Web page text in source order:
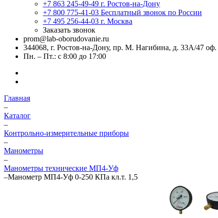
+7 863 245-49-49 г. Ростов-на-Дону
+7 800 775-41-03 Бесплатный звонок по России
+7 495 256-44-03 г. Москва
Заказать звонок
prom@lab-oborudovanie.ru
344068, г. Ростов-на-Дону, пр. М. Нагибина, д. 33А/47 оф.
Пн. – Пт.: с 8:00 до 17:00
Главная
–
Каталог
–
Контрольно-измерительные приборы
–
Манометры
–
Манометры технические МП4-Уф
–Манометр МП4-Уф 0-250 КПа кл.т. 1,5